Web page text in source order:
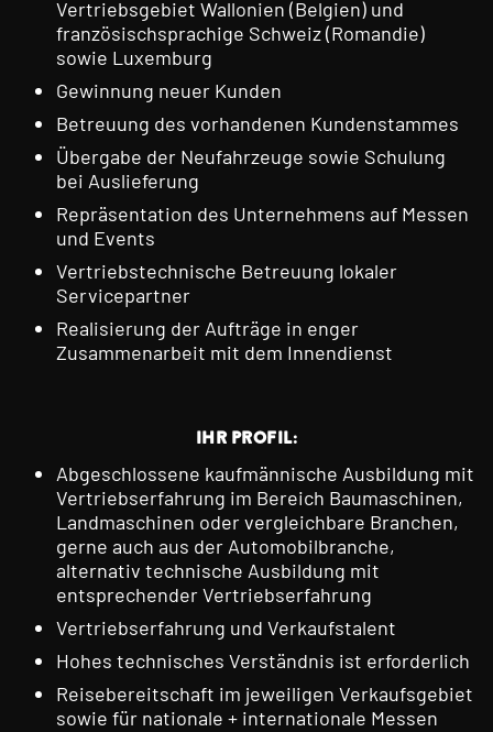
Vertriebsgebiet Wallonien (Belgien) und
französischsprachige Schweiz (Romandie)
sowie Luxemburg
Gewinnung neuer Kunden
Betreuung des vorhandenen Kundenstammes
Übergabe der Neufahrzeuge sowie Schulung
bei Auslieferung
Repräsentation des Unternehmens auf Messen
und Events
Vertriebstechnische Betreuung lokaler
Servicepartner
Realisierung der Aufträge in enger
Zusammenarbeit mit dem Innendienst
IHR PROFIL:
Abgeschlossene kaufmännische Ausbildung mit
Vertriebserfahrung im Bereich Baumaschinen,
Landmaschinen oder vergleichbare Branchen,
gerne auch aus der Automobilbranche,
alternativ technische Ausbildung mit
entsprechender Vertriebserfahrung
Vertriebserfahrung und Verkaufstalent
Hohes technisches Verständnis ist erforderlich
Reisebereitschaft im jeweiligen Verkaufsgebiet
sowie für nationale + internationale Messen